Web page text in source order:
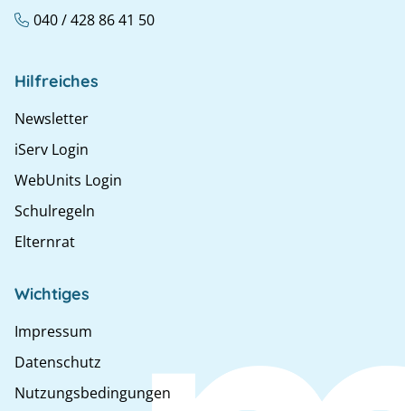
040 / 428 86 41 50
Hilfreiches
Newsletter
iServ Login
WebUnits Login
Schulregeln
Elternrat
Wichtiges
Impressum
Datenschutz
Nutzungsbedingungen